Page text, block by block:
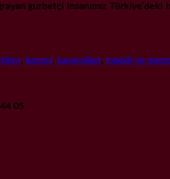
gurbetçi insanımız
, kanun, karayollari, maddi ve
05